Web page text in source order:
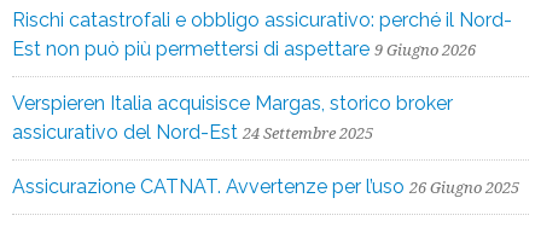
Rischi catastrofali e obbligo assicurativo: perché il Nord-
Est non può più permettersi di aspettare 9 Giugno 2026
Verspieren Italia acquisisce Margas, storico broker
assicurativo del Nord-Est 24 Settembre 2025
Assicurazione CATNAT. Avvertenze per l’uso 26 Giugno 2025